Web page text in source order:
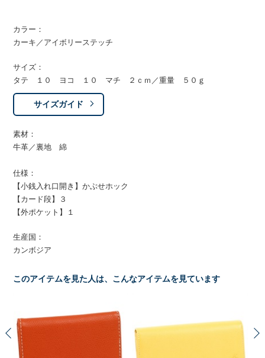
カラー：
カーキ／アイボリーステッチ
サイズ：
タテ １０ ヨコ １０ マチ ２ｃｍ／重量 ５０ｇ
サイズガイド
素材：
牛革／裏地 綿
仕様：
【小銭入れ口開き】かぶせホック
【カード段】３
【外ポケット】１
生産国：
カンボジア
このアイテムを見た人は、こんなアイテムを見ています